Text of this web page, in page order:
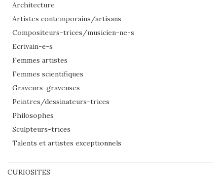
Architecture
Artistes contemporains/artisans
Compositeurs-trices/musicien-ne-s
Ecrivain-e-s
Femmes artistes
Femmes scientifiques
Graveurs-graveuses
Peintres/dessinateurs-trices
Philosophes
Sculpteurs-trices
Talents et artistes exceptionnels
CURIOSITES